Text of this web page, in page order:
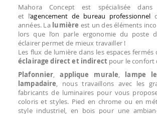
Mahora Concept est spécialisée dans
et l’agencement de bureau professionnel
années. La lumière est un des éléments
lors que l’on parle ergonomie du poste
éclairer permet de mieux travailler !
Les flux de lumière dans les espaces
éclairage direct et indirectpour le confort
Plafonnier,applique murale, lampe
lampadaire, nous travaillons avec les
fabricants de luminaires pour vous
coloris et styles. Pied en chrome ou en
style industriel, en bois pour une